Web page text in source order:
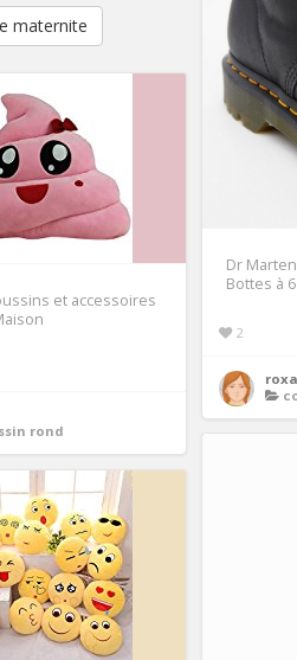
maternite
Dr
Bottes à
2
et accessoires
rond